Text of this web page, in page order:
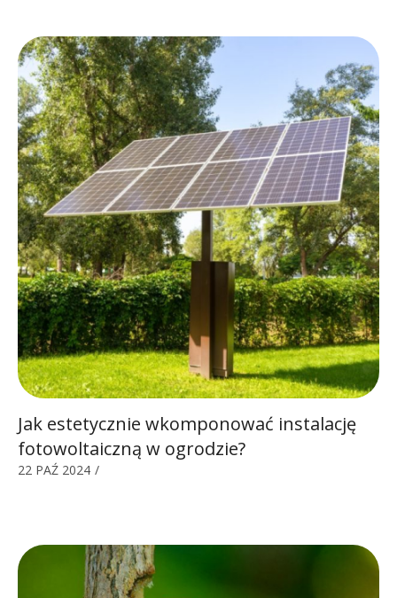
Jak estetycznie wkomponować instalację
fotowoltaiczną w ogrodzie?
22 PAŹ 2024 /